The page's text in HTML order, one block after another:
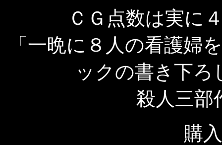
ＣＧ点数は実に
「一晩に８人の看護婦
ックの書き下
殺人三部
購